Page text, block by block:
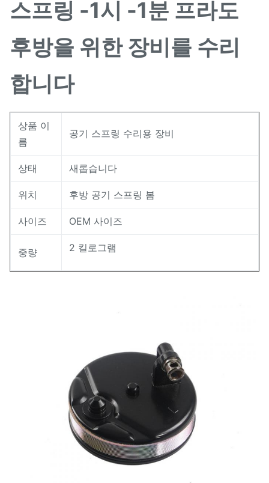
스프링 -1시 -1분 프라도
후방을 위한 장비를 수리
합니다
상품 이
름
공기 스프링 수리용 장비
상태 새롭습니다
위치 후방 공기 스프링 봄
사이즈 OEM 사이즈
중량 2 킬로그램